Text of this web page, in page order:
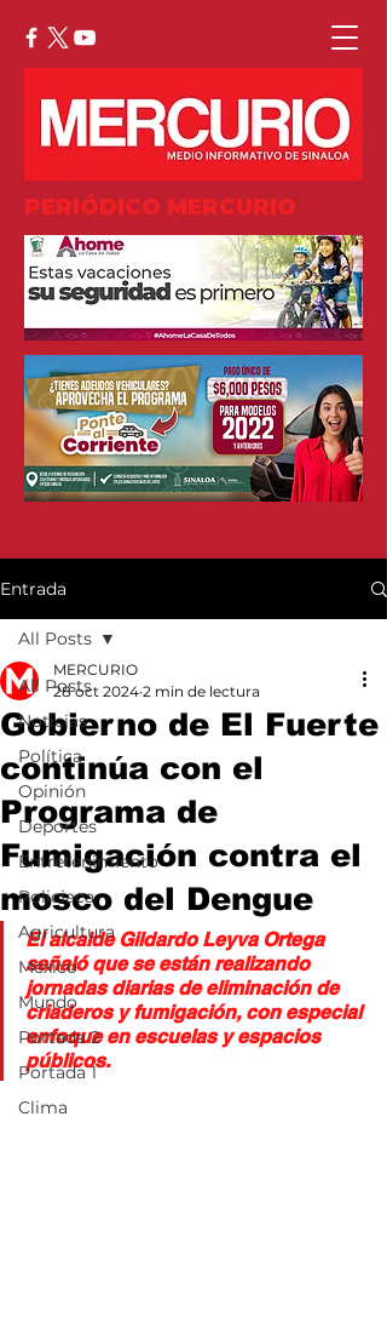
PERIÓDICO MERCURIO
Entrada
All Posts
Noticias
Política
Opinión
Deportes
Entretenimiento
Policiaca
Agricultura
México
Mundo
Portada 2
Portada 1
Clima
All Posts
Gobierno de El Fuerte
continúa con el
Programa de
Fumigación contra el
mosco del Dengue
MERCURIO
28 oct 2024 2 min de lectura
El alcalde Gildardo Leyva Ortega
señaló que se están realizando
jornadas diarias de eliminación de
criaderos y fumigación, con especial
enfoque en escuelas y espacios
públicos.